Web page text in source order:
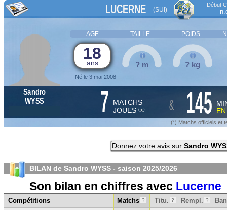
LUCERNE (SUI)
Début
AGE TAILLE POIDS
18
ans
Né le 3 mai 2008
? m ? kg
Sandro
WYSS
7 MATCHS
JOUES (*) & 145
(*) Matchs officiels et
Donnez votre avis sur Sandro
BILAN de Sandro WYSS - saison 2025/2026
Son bilan en chiffres avec Lucerne
Compétitions Matchs ? Titu. ? Rempl. ?